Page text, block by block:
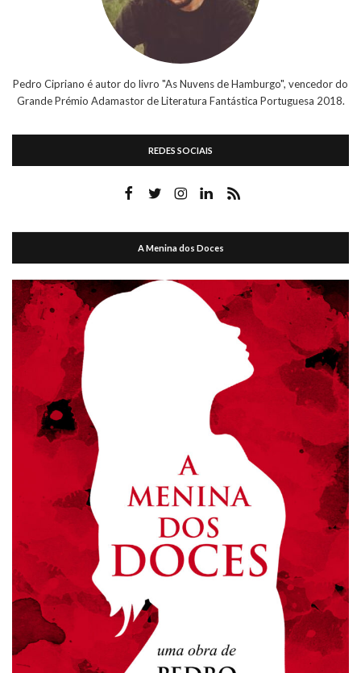
Pedro Cipriano é autor do livro "As Nuvens de Hamburgo", vencedor do
Grande Prémio Adamastor de Literatura Fantástica Portuguesa 2018.
REDES SOCIAIS
A Menina dos Doces